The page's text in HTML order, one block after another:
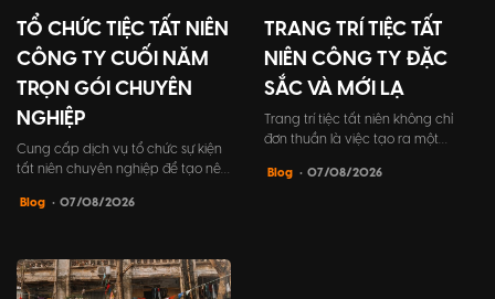
TỔ CHỨC TIỆC TẤT NIÊN
CÔNG TY CUỐI NĂM
TRỌN GÓI CHUYÊN
NGHIỆP
Cung cấp dịch vụ tổ chức sự kiện
tất niên chuyên nghiệp để tạo nên
buổi tiệc kết nối đồng nghiệp và
biết về cách tổ chức tất niên công
ty, từ lợi ích đến những bước tổ
Blog • 07/08/2026
TRANG TRÍ TIỆC TẤT
NIÊN CÔNG TY ĐẶC
SẮC VÀ MỚI LẠ
Trang trí tiệc tất niên không chỉ
đơn thuần là việc tạo ra một
mang trong mình ý nghĩa to lớn.
Blog • 07/08/2026